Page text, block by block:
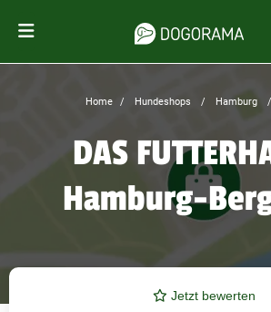
Home Hundeshops Hamburg
DAS
Hamburg-
Jetzt bewerten